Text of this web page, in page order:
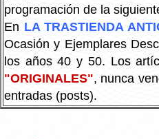
programación de la
En LA TRASTIENDA
Ocasión y Ejemplares
los años 40 y 50. Los
"ORIGINALES", nunca
entradas (posts).